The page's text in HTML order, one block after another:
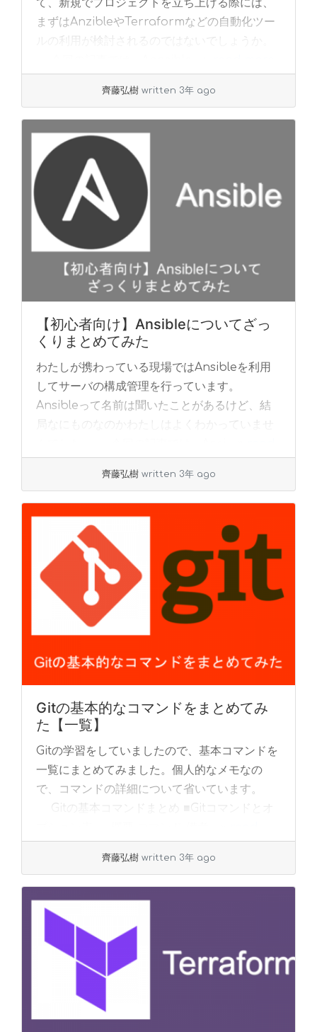
て、新規でプロジェクトを立ち上げる際には、
まずはAnzibleやTerraformなどの自動化ツー
ルの利用が検討されるのではないでしょうか。
齊藤弘樹 written 3年 ago
【初心者向け】Ansibleについてざっ
くりまとめてみた
わたしが携わっている現場ではAnsibleを利用
してサーバの構成管理を行っています。
Ansibleって名前は聞いたことがあるけど、結
局なにものなのかわたしはよくわかっていませ
齊藤弘樹 written 3年 ago
Gitの基本的なコマンドをまとめてみ
た【一覧】
Gitの学習をしていましたので、基本コマンドを
一覧にまとめてみました。個人的なメモなの
で、コマンドの詳細について省いています。
Gitの基本コマンドまとめ ■Gitコマンドとオ
齊藤弘樹 written 3年 ago